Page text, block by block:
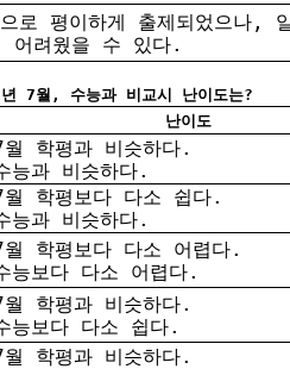
로 평이하게 출제되었으나,
어려웠을 수 있다.
7월, 수능과 비교시 난이도는?
난이도
학평과 비슷하다.
과 비슷하다.
학평보다 다소 쉽다.
과 비슷하다.
학평보다 다소 어렵다.
보다 다소 어렵다.
학평과 비슷하다.
보다 다소 쉽다.
학평과 비슷하다.